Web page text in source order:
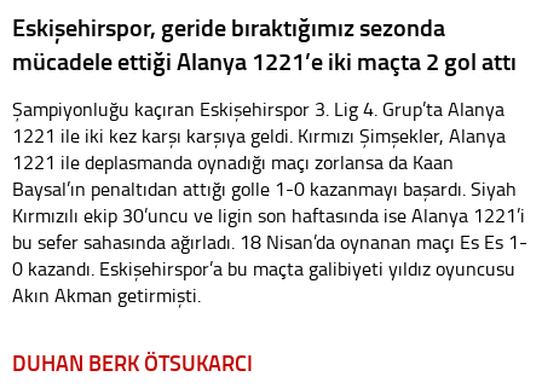
Eskişehirspor, geride bıraktığımız sezonda
mücadele ettiği Alanya 1221’e iki maçta 2 gol attı
Şampiyonluğu kaçıran Eskişehirspor 3. Lig 4. Grup’ta Alanya
1221 ile iki kez karşı karşıya geldi. Kırmızı Şimşekler, Alanya
1221 ile deplasmanda oynadığı maçı zorlansa da Kaan
Baysal’ın penaltıdan attığı golle 1-0 kazanmayı başardı. Siyah
Kırmızılı ekip 30’uncu ve ligin son haftasında ise Alanya 1221’i
bu sefer sahasında ağırladı. 18 Nisan’da oynanan maçı Es Es 1-
0 kazandı. Eskişehirspor’a bu maçta galibiyeti yıldız oyuncusu
Akın Akman getirmişti.
DUHAN BERK ÖTSUKARCI